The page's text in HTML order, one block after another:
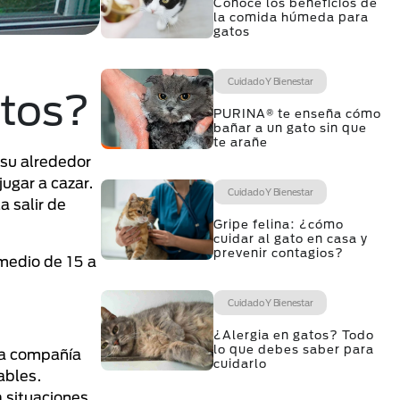
alrededor
a cazar.
salir de
de 15 a
compañía
la comida húmeda para
gatos
Cuidado Y Bienestar
PURINA® te enseña cómo
bañar a un gato sin que
te arañe
Cuidado Y Bienestar
Gripe felina: ¿cómo
cuidar al gato en casa y
prevenir contagios?
Cuidado Y Bienestar
¿Alergia en gatos? Todo
lo que debes saber para
cuidarlo